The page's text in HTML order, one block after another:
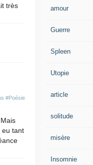
très
#Poésie
eu tant
amour
Guerre
Spleen
Utopie
article
solitude
misère
Insomnie